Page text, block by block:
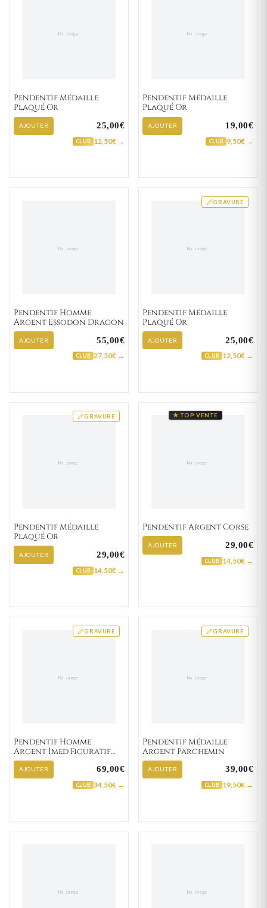
Pendentif Médaille
Plaqué Or
AJOUTER 25,00€
CLUB 12,50€ →
Pendentif Médaille
Plaqué Or
AJOUTER 19,00€
CLUB 9,50€ →
Pendentif Homme
Argent Essodon Dragon
AJOUTER 55,00€
CLUB 27,50€ →
GRAVURE
Pendentif Médaille
Plaqué Or
AJOUTER 25,00€
CLUB 12,50€ →
GRAVURE
Pendentif Médaille
Plaqué Or
AJOUTER 29,00€
CLUB 14,50€ →
★ TOP VENTE
Pendentif Argent Corse
AJOUTER 29,00€
CLUB 14,50€ →
GRAVURE
Pendentif Homme
Argent Imed Figuratif
Texturé
AJOUTER 69,00€
CLUB 34,50€ →
GRAVURE
Pendentif Médaille
Argent Parchemin
AJOUTER 39,00€
CLUB 19,50€ →